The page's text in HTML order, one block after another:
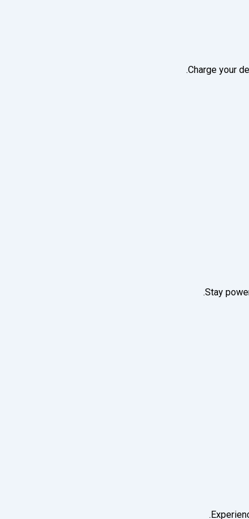
Charge your